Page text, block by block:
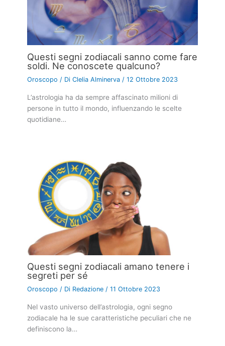
Questi segni zodiacali sanno come fare
soldi. Ne conoscete qualcuno?
Oroscopo / DiClelia Alminerva /12 Ottobre 2023
L’astrologia ha da sempre affascinato milioni di
persone in tutto il mondo, influenzando le scelte
quotidiane…
Questi segni zodiacali amano tenere i
segreti per sé
Oroscopo / Di Redazione/11 Ottobre 2023
Nel vasto universo dell’astrologia, ogni segno
zodiacale ha le sue caratteristiche peculiari che ne
definiscono la…